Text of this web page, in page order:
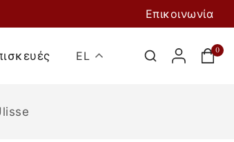
Επικοινωνία
EL 0